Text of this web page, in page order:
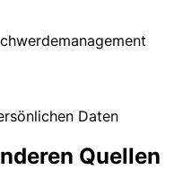
Daten
Quellen